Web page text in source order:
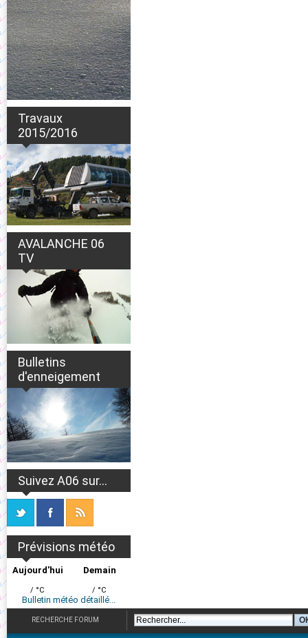
Travaux
2015/2016
AVALANCHE 06
TV
Bulletins
d'enneigement
Suivez A06 sur...
Prévisions météo
Aujourd'hui
/ °C
Demain
/ °C
Bulletin météo détaillé...
RECHERCHE FORUM